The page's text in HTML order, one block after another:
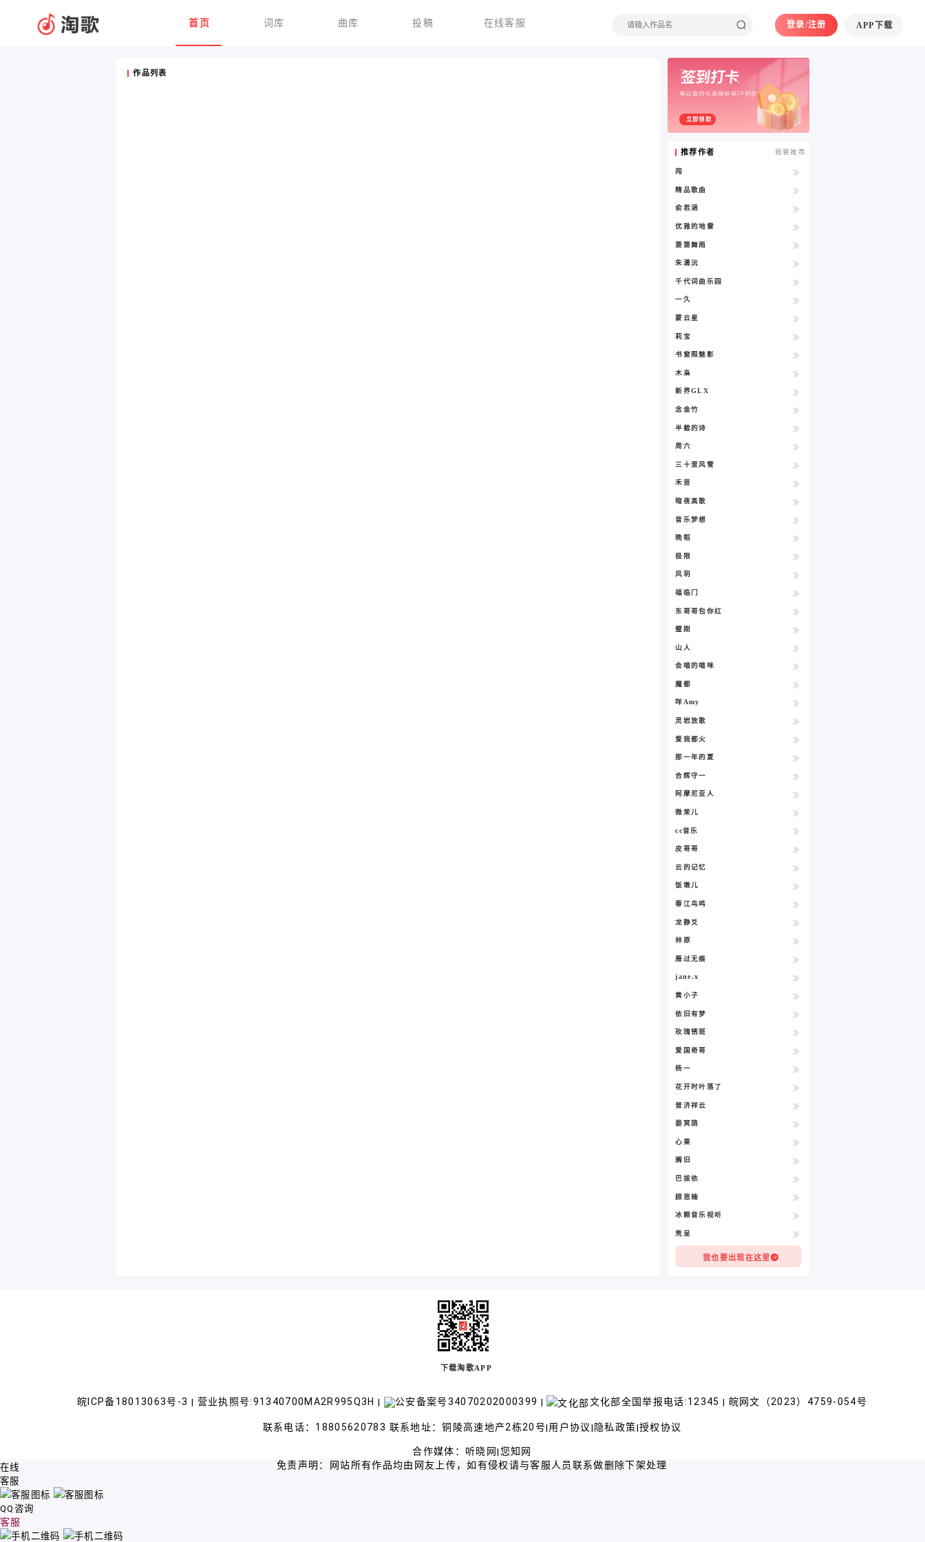
首页 词库 曲库 投稿 在线客服 登录/注册 APP下载
作品列表
每日签到可直接获取20积分
立即领取
推荐作者 我要推荐
闯
精品歌曲
俞若涵
优雅的地雷
萧箫舞雨
朱潇沅
千代词曲乐园
一久
蒙云星
莉宝
书窗照魅影
木枭
新界GLX
念金竹
半截的诗
周六
三十里风雪
禾苗
暗夜高歌
音乐梦想
晚稻
极限
风玥
福临门
东哥哥包你红
璧刚
山人
会喵的喵咪
魔都
咩Amy
灵岩放歌
爱我都火
那一年的夏
合辉守一
阿摩尼亚人
微茉儿
cc音乐
皮哥哥
云的记忆
饭墩儿
春江鸟鸣
龙静爻
林原
雁过无痕
jane.x
黄小子
依旧有梦
玫瑰锈斑
爱国奇哥
杨一
花开时叶落了
普济祥云
晏冥荫
心果
搁旧
巴拔依
顾思楠
冰颗音乐视听
荒呈
我也要出现在这里
下载淘歌APP
皖ICP备18013063号-3 | 营业执照号:91340700MA2R995Q3H | 公安备案号34070202000399 | 文化部全国举报电话:12345 | 皖网文（2023）4759-054号
联系电话：18805620783 联系地址：铜陵高速地产2栋20号| 用户协议 | 隐私政策|授权协议
合作媒体： 听晓网| 您知网
免责声明：网站所有作品均由网友上传，如有侵权请与客服人员联系做删除下架处理
在线
客服
QQ咨询
客服